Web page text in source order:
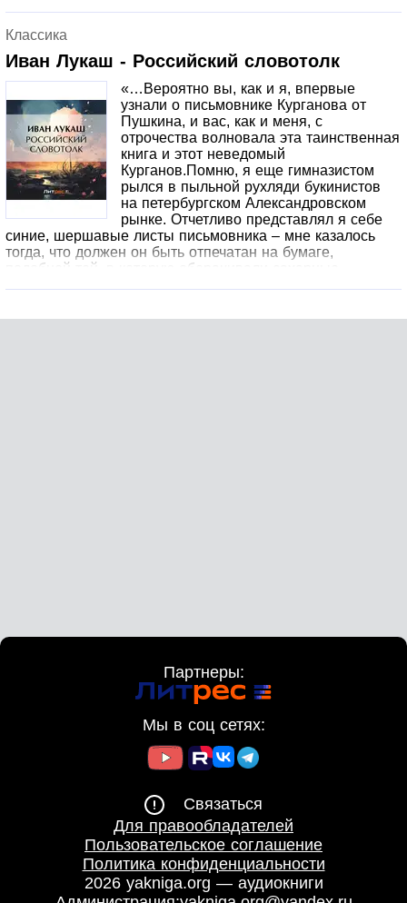
Ну, не хочет лечиться – его дело. Она вернулась в дом и
начала прибирать в лазарете. Вроде один только
раненый был, и пробыл у них всего сутки, а уборки, как
после взвода.В душе Лиза чувствовала непонятное
сожаление. Она даже имени мужчины не знала, но
сердцем не хотела с ним расставаться. Мощный
красавец покорил её мысли и чувства. … Но… они же
даже незнакомы. Да и нужна ли такому мужчине простая
ведьма?
Классика
Иван Лукаш - Российский словотолк
«…Вероятно вы, как и я, впервые
узнали о письмовнике Курганова от
Пушкина, и вас, как и меня, с
отрочества волновала эта таинственная
книга и этот неведомый
Курганов.Помню, я еще гимназистом
рылся в пыльной рухляди букинистов
на петербургском Александровском
рынке. Отчетливо представлял я себе
синие, шершавые листы письмовника – мне казалось
тогда, что должен он быть отпечатан на бумаге,
подобной той, в которую оборачивали сахарные
Партнеры:
Мы в соц сетях:
Связаться
Для правообладателей
Пользовательское соглашение
Политика конфиденциальности
2026 yakniga.org — аудиокниги